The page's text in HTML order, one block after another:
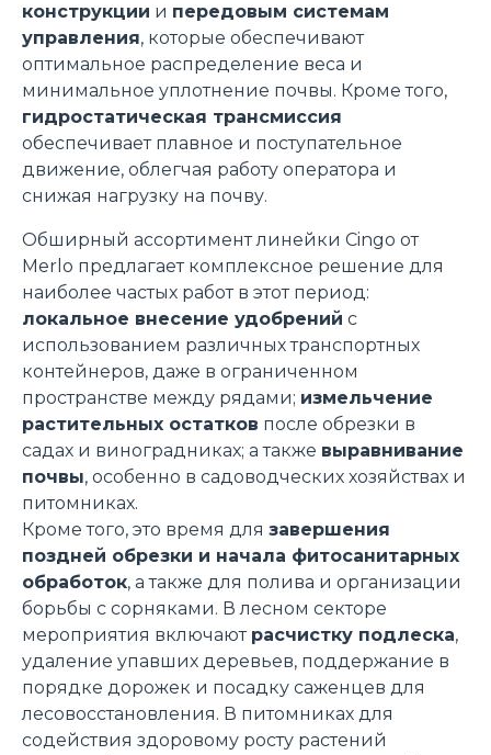
конструкции и передовым системам
управления, которые обеспечивают
оптимальное распределение веса и
минимальное уплотнение почвы. Кроме того,
гидростатическая трансмиссия
обеспечивает плавное и поступательное
движение, облегчая работу оператора и
снижая нагрузку на почву.
Обширный ассортимент линейки Cingo от
Merlo предлагает комплексное решение для
наиболее частых работ в этот период:
локальное внесение удобрений с
использованием различных транспортных
контейнеров, даже в ограниченном
пространстве между рядами; измельчение
растительных остатков после обрезки в
садах и виноградниках; а также выравнивание
почвы, особенно в садоводческих хозяйствах и
питомниках.
Кроме того, это время для завершения
поздней обрезки и начала фитосанитарных
обработок, а также для полива и организации
борьбы с сорняками. В лесном секторе
мероприятия включают расчистку подлеска,
удаление упавших деревьев, поддержание в
порядке дорожек и посадку саженцев для
лесовосстановления. В питомниках для
содействия здоровому росту растений